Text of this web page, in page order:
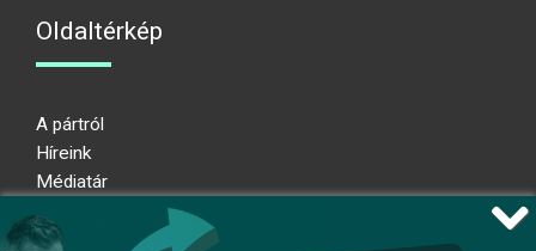
Oldaltérkép
A pártról
Híreink
Médiatár
Adatkezelési nyilatkozat